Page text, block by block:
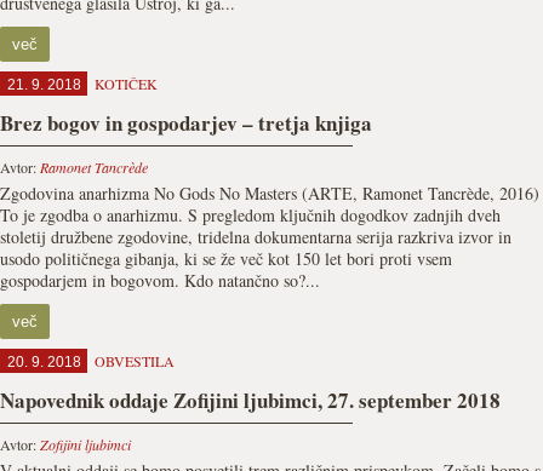
več
21. 9. 2018 KOTIČEK
Brez bogov in gospodarjev – tretja knjiga
Avtor: Ramonet Tancrède
Zgodovina anarhizma No Gods No Masters (ARTE, Ramonet Tancrède, 2016)
To je zgodba o anarhizmu. S pregledom ključnih dogodkov zadnjih dveh
stoletij družbene zgodovine, tridelna dokumentarna serija razkriva izvor in
usodo političnega gibanja, ki se že več kot 150 let bori proti vsem
gospodarjem in bogovom. Kdo natančno so?...
več
20. 9. 2018 OBVESTILA
Napovednik oddaje Zofijini ljubimci, 27. september 2018
Avtor:Zofijini ljubimci